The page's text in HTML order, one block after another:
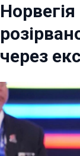
Норвегія
через